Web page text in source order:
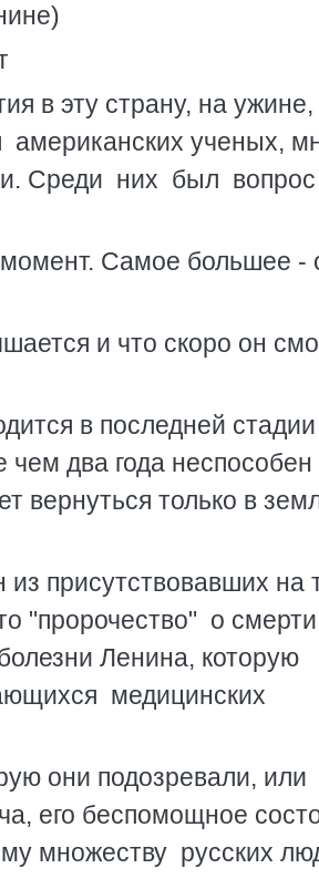
в эту страну, на
ученых,
Среди них был вопрос
Самое большее -
и что скоро он
в последней стадии
чем два года неспособен
вернуться только в
присутствовавших на
"пророчество" о смерти
Ленина, которую
медицинских
они подозревали, или
его беспомощное
множеству русских